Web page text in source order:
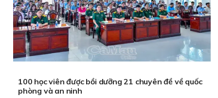
Giải pháp che nắng che mưa vớibạt xanh camdày dặn, chống
thấm nước
Mua Nhựa Teflon câygiá sỉ SLL
Tham khảo lan can sắt mỹ thuật
100 học viên được bồi dưỡng 21 chuyên đề về quốc
phòng và an ninh